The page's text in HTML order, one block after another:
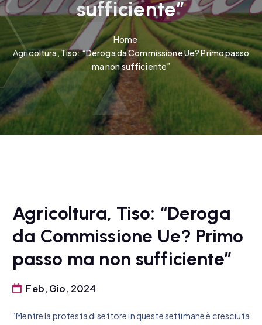
sufficiente”
Home
Agricoltura, Tiso: “Deroga da Commissione Ue? Primo passo
ma non sufficiente”
Agricoltura, Tiso: “Deroga
da Commissione Ue? Primo
passo ma non sufficiente”
Feb, Gio, 2024
“Mentre la protesta di settore in queste settimane è cresciuta